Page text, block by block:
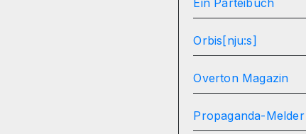
Ein Parteibuch
Orbis[nju:s]
Overton Magazin
Propaganda-Melder